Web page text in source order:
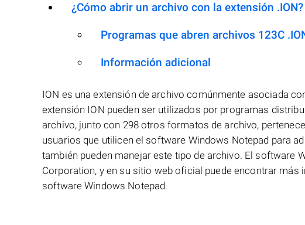
¿Cómo abrir un archivo con la extensión .ION?
Programas que abren archivos 123C
Información adicional
ION es una extensión de archivo comúnmente asociada
extensión ION pueden ser utilizados por programas
archivo, junto con 298 otros formatos de archivo,
usuarios que utilicen el software Windows Notepad para
también pueden manejar este tipo de archivo. El
Corporation, y en su sitio web oficial puede encontrar
software Windows Notepad.